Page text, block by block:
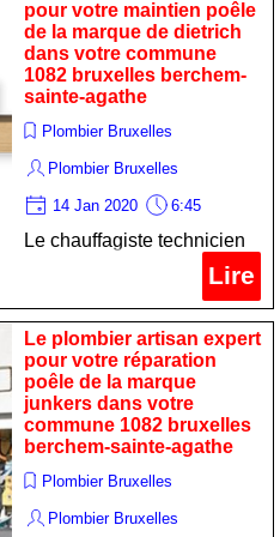
bruxelles berchem-sainte-
agathe
pour votre maintien poêle
de la marque de dietrich
dans votre commune
1082 bruxelles berchem-
sainte-agathe
Plombier Bruxelles
Plombier Bruxelles
14 Jan 2020 6:45
Le chauffagiste technicien
professionnel pour votre
marque de dietrich dans
votre commune 1082
bruxelles berchem-sainte-
agathe
Lire
Le plombier artisan expert
pour votre réparation
poêle de la marque
junkers dans votre
commune 1082 bruxelles
berchem-sainte-agathe
Plombier Bruxelles
Plombier Bruxelles